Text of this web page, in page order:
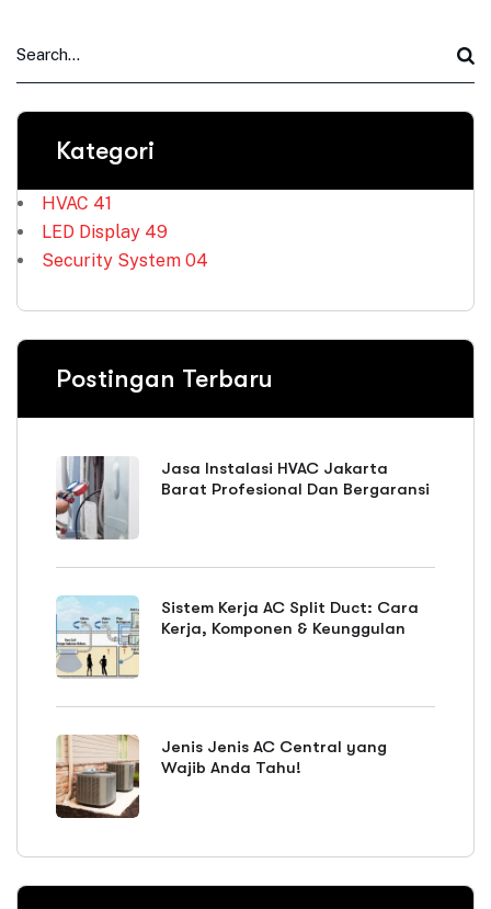
Kategori
HVAC 41
LED Display 49
Security System 04
Postingan Terbaru
Jasa Instalasi HVAC Jakarta
Barat Profesional Dan Bergaransi
Sistem Kerja AC Split Duct: Cara
Kerja, Komponen & Keunggulan
Jenis Jenis AC Central yang
Wajib Anda Tahu!